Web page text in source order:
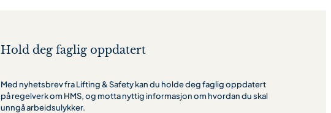
Hold deg faglig oppdatert
Med nyhetsbrev fra Lifting & Safety kan du holde deg faglig oppdatert
på regelverk om HMS, og motta nyttig informasjon om hvordan du skal
unngå arbeidsulykker.